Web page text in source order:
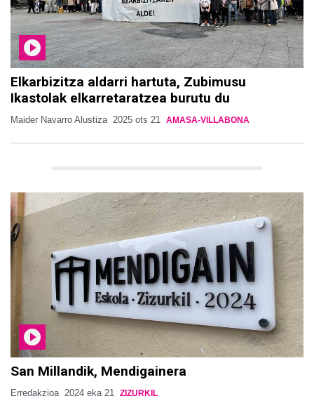
Elkarbizitza aldarri hartuta, Zubimusu
Ikastolak elkarretaratzea burutu du
Maider Navarro Alustiza 2025 ots 21 AMASA-VILLABONA
San Millandik, Mendigainera
Erredakzioa 2024 eka 21 ZIZURKIL